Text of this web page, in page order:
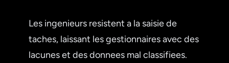
Les ingenieurs resistent a la saisie de
taches, laissant les gestionnaires avec des
lacunes et des donnees mal classifiees.